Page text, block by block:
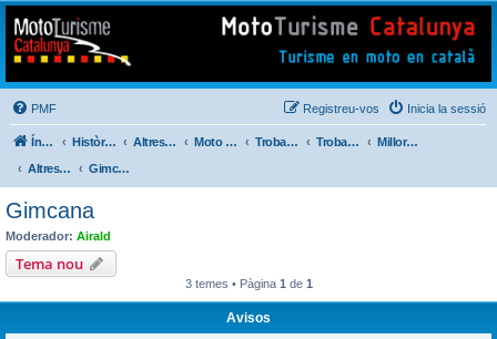
Mototurisme
Turisme en moto en català
PMF Inicia la sessió
Registreu-vos
Índex del fòrum Històric de Mototurisme Altres activitats Moto Perdido Extrem Trobada Familiar Trobades Viatgers Catalans
Millores i Incidències del Nou Fòrum (2014)
Altres . . .
Gimcana
Gimcana
Moderador: Airald
Tema nou
3 temes • Pàgina 1 de 1
Avisos